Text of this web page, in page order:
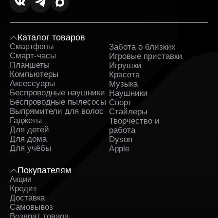
или Apple Watch, синхронизация данных, фотографий,
Чем iMac выигрывает у обычных
моноблоков?
На рынке существует множество моноблоков, однако
iMac традиционно выделяется несколькими
особенностями:
дисплей уровня профессиональных мониторов;
высокая производительность при низком
энергопотреблении;
стабильная работа macOS;
длительная программная поддержка;
премиальный дизайн и тонкий корпус.
Фактически пользователь получает готовое рабочее
место без необходимости дополнительно подбирать
комплектующие.
Каталог товаров
Смартфоны
Смарт-часы
Планшеты
Компьютеры
Аксессуары
Беспроводные наушники
Беспроводные пылесосы
Выпрямители для волос
Гаджеты
Для детей
Для дома
Для учёбы
Забота о близких
Игровые приставки
Игрушки
Красота
Музыка
Наушники
Спорт
Стайлеры
Творчество и
работа
Dyson
Apple
Покупателям
Акции
Кредит
Доставка
Самовывоз